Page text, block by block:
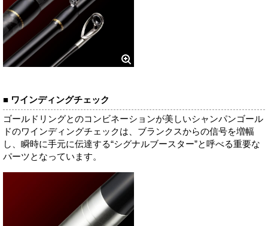
■ ワインディングチェック
ゴールドリングとのコンビネーションが美しいシャンパンゴール
ドのワインディングチェックは、ブランクスからの信号を増幅
し、瞬時に手元に伝達する“シグナルブースター”と呼べる重要な
パーツとなっています。